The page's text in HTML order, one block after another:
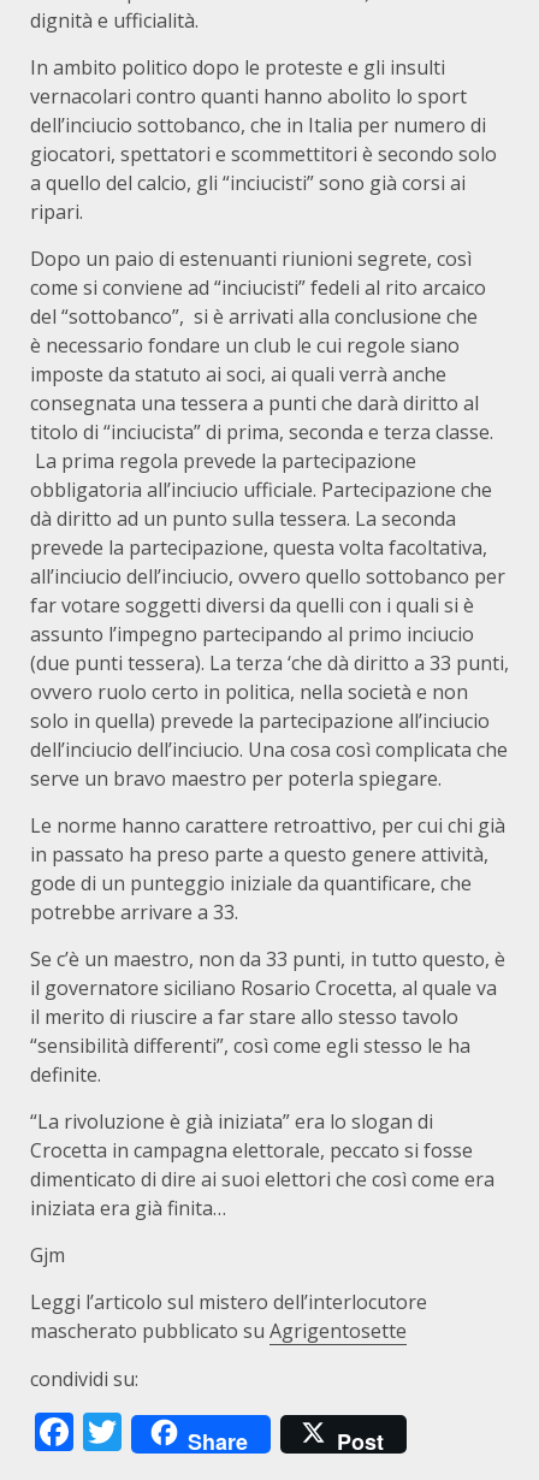
dignità e ufficialità.
In ambito politico dopo le proteste e gli insulti
vernacolari contro quanti hanno abolito lo sport
dell’inciucio sottobanco, che in Italia per numero di
giocatori, spettatori e scommettitori è secondo solo
a quello del calcio, gli “inciucisti” sono già corsi ai
ripari.
Dopo un paio di estenuanti riunioni segrete, così
come si conviene ad “inciucisti” fedeli al rito arcaico
del “sottobanco”, si è arrivati alla conclusione che
è necessario fondare un club le cui regole siano
imposte da statuto ai soci, ai quali verrà anche
consegnata una tessera a punti che darà diritto al
titolo di “inciucista” di prima, seconda e terza classe.
La prima regola prevede la partecipazione
obbligatoria all’inciucio ufficiale. Partecipazione che
dà diritto ad un punto sulla tessera. La seconda
prevede la partecipazione, questa volta facoltativa,
all’inciucio dell’inciucio, ovvero quello sottobanco per
far votare soggetti diversi da quelli con i quali si è
assunto l’impegno partecipando al primo inciucio
(due punti tessera). La terza ‘che dà diritto a 33 punti,
ovvero ruolo certo in politica, nella società e non
solo in quella) prevede la partecipazione all’inciucio
dell’inciucio dell’inciucio. Una cosa così complicata che
serve un bravo maestro per poterla spiegare.
Le norme hanno carattere retroattivo, per cui chi già
in passato ha preso parte a questo genere attività,
gode di un punteggio iniziale da quantificare, che
potrebbe arrivare a 33.
Se c’è un maestro, non da 33 punti, in tutto questo, è
il governatore siciliano Rosario Crocetta, al quale va
il merito di riuscire a far stare allo stesso tavolo
“sensibilità differenti”, così come egli stesso le ha
definite.
“La rivoluzione è già iniziata” era lo slogan di
Crocetta in campagna elettorale, peccato si fosse
dimenticato di dire ai suoi elettori che così come era
iniziata era già finita…
Gjm
Leggi l’articolo sul mistero dell’interlocutore
mascherato pubblicato su Agrigentosette
condividi su:
Facebook
Twitter
Share Post